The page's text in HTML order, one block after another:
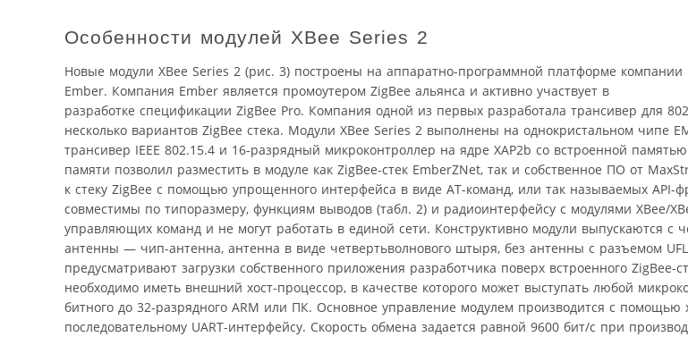
Особенности модулей XBee Series 2
Новые модули XBee Series 2 (рис. 3) построены на аппаратно-программной платформе компании
Ember. Компания Ember является промоутером ZigBee альянса и активно участвует в
разработке спецификации ZigBee Pro. Компания одной из первых разработала трансивер для
несколько вариантов ZigBee стека. Модули XBee Series 2 выполнены на однокристальном чипе
трансивер IEEE 802.15.4 и 16-разрядный микроконтроллер на ядре XAP2b cо встроенной
памяти позволил разместить в модуле как ZigBee-стек EmberZNet, так и собственное ПО от
к стеку ZigBee c помощью упрощенного интерфейса в виде AT-команд, или так называемых API-
совместимы по типоразмеру, функциям выводов (табл. 2) и радиоинтерфейсу с модулями XBee/
управляющих команд и не могут работать в единой сети. Конструктивно модули выпускаются с
антенны — чип-антенна, антенна в виде четвертьволнового штыря, без антенны с разъемом
предусматривают загрузки собственного приложения разработчика поверх встроенного
необходимо иметь внешний хост-процессор, в качестве которого может выступать любой
битного до 32-разрядного ARM или ПК. Основное управление модулем производится с помощью
последовательному UART-интерфейсу. Скорость обмена задается равной 9600 бит/c при